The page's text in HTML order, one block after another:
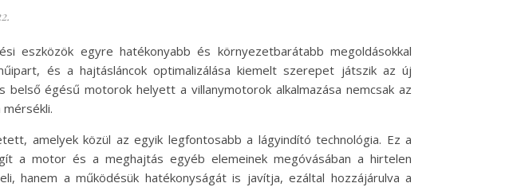
eszközök egyre hatékonyabb és környezetbarátabb megoldásokkal
és a hajtásláncok optimalizálása kiemelt szerepet játszik az új
égésű motorok helyett a villanymotorok alkalmazása nemcsak az
amelyek közül az egyik legfontosabb a lágyindító technológia. Ez a
a motor és a meghajtás egyéb elemeinek megóvásában a hirtelen
hanem a működésük hatékonyságát is javítja, ezáltal hozzájárulva a